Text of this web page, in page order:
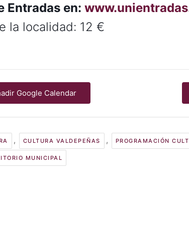
Entradas en:
la localidad: 12 €
Google Calendar
, CULTURA VALDEPEÑAS , PROGRAMACIÓN
MUNICIPAL